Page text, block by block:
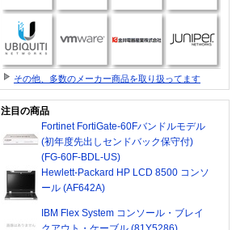
その他、多数のメーカー商品を取り扱ってます
注目の商品
Fortinet FortiGate-60Fバンドルモデル
(初年度先出しセンドバック保守付)
(FG-60F-BDL-US)
Hewlett-Packard HP LCD 8500 コンソ
ール (AF642A)
IBM Flex System コンソール・ブレイ